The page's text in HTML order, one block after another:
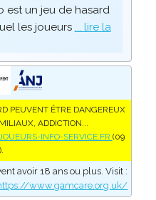
est un jeu de hasard
les joueurs ... lire la
PEUVENT ÊTRE DANGEREUX
ADDICTION...
INFO-SERVICE.FR (09
avoir 18 ans ou plus. Visit :
www.gamcare.org.uk/